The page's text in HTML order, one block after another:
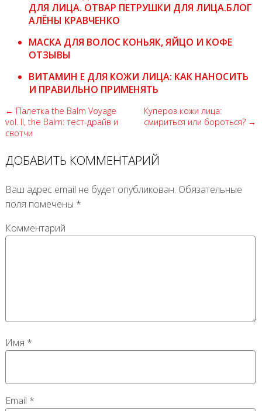
ДЛЯ ЛИЦА. ОТВАР ПЕТРУШКИ ДЛЯ ЛИЦА.БЛОГ
АЛЁНЫ КРАВЧЕНКО
МАСКА ДЛЯ ВОЛОС КОНЬЯК, ЯЙЦО И КОФЕ
ОТЗЫВЫ
ВИТАМИН Е ДЛЯ КОЖИ ЛИЦА: КАК НАНОСИТЬ
И ПРАВИЛЬНО ПРИМЕНЯТЬ
← Палетка the Balm Voyage
vol. II, the Balm: тест-драйв и
свотчи
Купероз кожи лица:
смириться или бороться? →
ДОБАВИТЬ КОММЕНТАРИЙ
Ваш адрес email не будет опубликован. Обязательные
поля помечены *
Комментарий
Имя *
Email *